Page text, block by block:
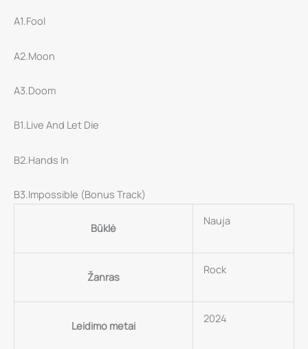
-
Moments
EP
A1.Fool
A2.Moon
A3.Doom
B1.Live And Let Die
B2.Hands In
B3.Impossible (Bonus Track)
Būklė
Nauja
Žanras
Rock
Leidimo metai
2024